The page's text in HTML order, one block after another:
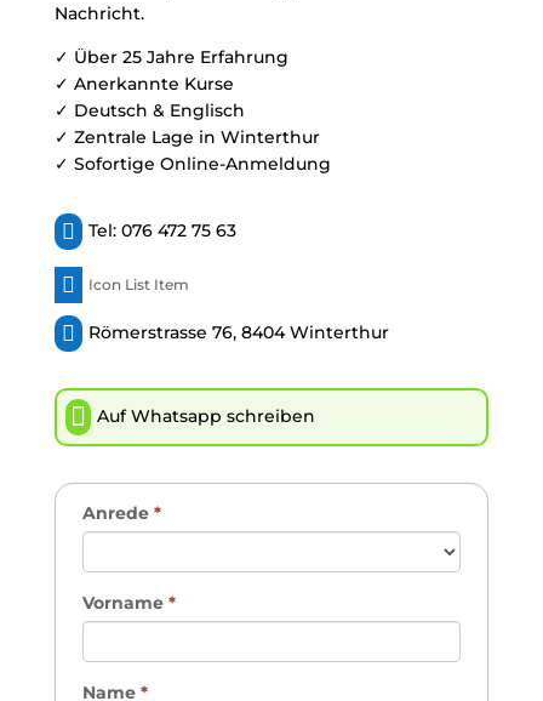
Nachricht.
✓ Über 25 Jahre Erfahrung
✓ Anerkannte Kurse
✓ Deutsch & Englisch
✓ Zentrale Lage in Winterthur
✓ Sofortige Online-Anmeldung
 Tel: 076 472 75 63
 Icon List Item
 Römerstrasse 76, 8404 Winterthur
 Auf Whatsapp schreiben
Anrede *
Vorname *
Name *